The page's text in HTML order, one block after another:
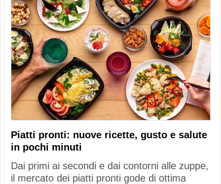
Piatti pronti: nuove ricette, gusto e salute
in pochi minuti
Dai primi ai secondi e dai contorni alle zuppe,
il mercato dei piatti pronti gode di ottima